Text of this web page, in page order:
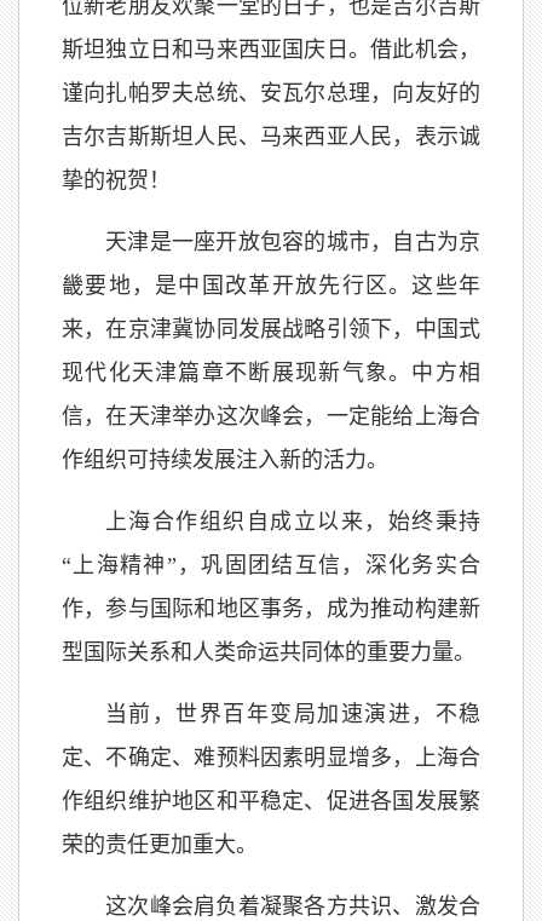
位新老朋友欢聚一堂的日子，也是吉尔吉斯
斯坦独立日和马来西亚国庆日。借此机会，
谨向扎帕罗夫总统、安瓦尔总理，向友好的
吉尔吉斯斯坦人民、马来西亚人民，表示诚
挚的祝贺！
天津是一座开放包容的城市，自古为京
畿要地，是中国改革开放先行区。这些年
来，在京津冀协同发展战略引领下，中国式
现代化天津篇章不断展现新气象。中方相
信，在天津举办这次峰会，一定能给上海合
作组织可持续发展注入新的活力。
上海合作组织自成立以来，始终秉持
“上海精神”，巩固团结互信，深化务实合
作，参与国际和地区事务，成为推动构建新
型国际关系和人类命运共同体的重要力量。
当前，世界百年变局加速演进，不稳
定、不确定、难预料因素明显增多，上海合
作组织维护地区和平稳定、促进各国发展繁
荣的责任更加重大。
这次峰会肩负着凝聚各方共识、激发合